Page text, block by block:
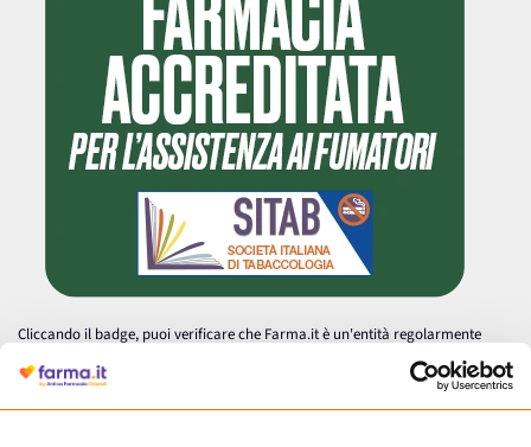
Cliccando il badge, puoi verificare che Farma.it è un'entità regolarmente
autorizzata dal Ministero della Salute a effettuare la vendita online di
medicinali.